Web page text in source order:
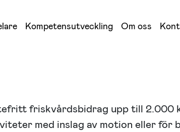
Kompetensutveckling Om oss
friskvårdsbidrag upp till 2.000
med inslag av motion eller för